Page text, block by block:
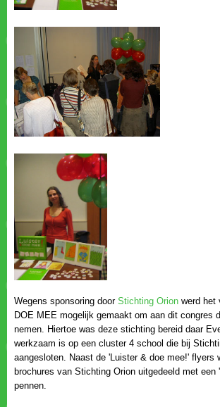
Wegens sponsoring door
werd het
DOE MEE mogelijk gemaakt om aan dit congres
nemen. Hiertoe was deze stichting bereid daar
werkzaam is op een cluster 4 school die bij
aangesloten. Naast de 'Luister & doe mee!' flyers
brochures van Stichting Orion uitgedeeld met een